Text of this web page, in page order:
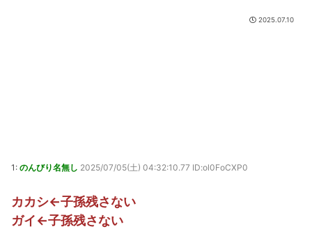
【悲報】週刊少年ジャンプさん、最大発行部数653万部から急降下でつい
ONE PIECE実写化キャスト予想！平野紫耀×今田美桜が話題
『クロノ・トリガー』これすごく良いゲームじゃない？
2025.07.10
1: のんびり名無し 2025/07/05(土) 04:32:10.77 ID:ol0FoCXP0
カカシ←子孫残さない
ガイ←子孫残さない